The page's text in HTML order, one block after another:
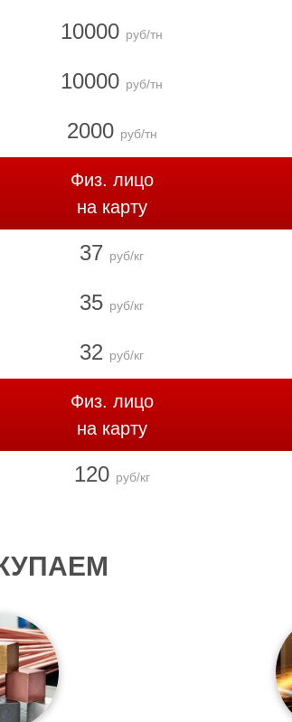
10000 руб/тн
10000 руб/тн
2000 руб/тн
Физ. лицо
на карту
37 руб/кг
35 руб/кг
32 руб/кг
Физ. лицо
на карту
120 руб/кг